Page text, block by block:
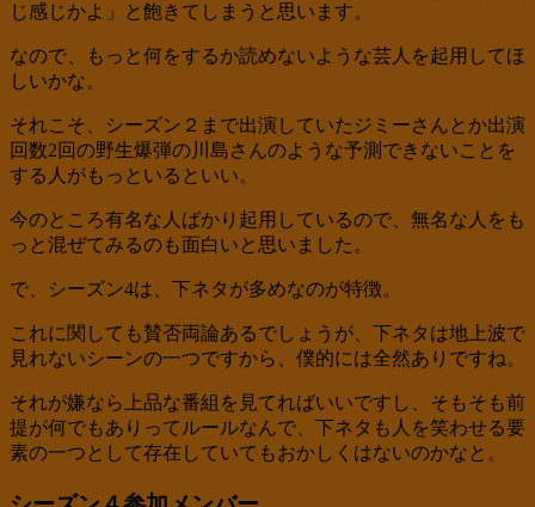
じ感じかよ」と飽きてしまうと思います。
なので、もっと何をするか読めないような芸人を起用してほ
しいかな。
それこそ、シーズン２まで出演していたジミーさんとか出演
回数2回の野生爆弾の川島さんのような予測できないことを
する人がもっといるといい。
今のところ有名な人ばかり起用しているので、無名な人をも
っと混ぜてみるのも面白いと思いました。
で、シーズン4は、下ネタが多めなのが特徴。
これに関しても賛否両論あるでしょうが、下ネタは地上波で
見れないシーンの一つですから、僕的には全然ありですね。
それが嫌なら上品な番組を見てればいいですし、そもそも前
提が何でもありってルールなんで、下ネタも人を笑わせる要
素の一つとして存在していてもおかしくはないのかなと。